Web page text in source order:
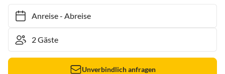
Anreise- Abreise
Unverbindlich anfragen